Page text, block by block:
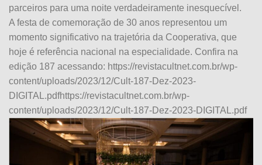
parceiros para uma noite verdadeiramente inesquecível.
A festa de comemoração de 30 anos representou um
momento significativo na trajetória da Cooperativa, que
hoje é referência nacional na especialidade. Confira na
edição 187 acessando: https://revistacultnet.com.br/wp-
content/uploads/2023/12/Cult-187-Dez-2023-
DIGITAL.pdfhttps://revistacultnet.com.br/wp-
content/uploads/2023/12/Cult-187-Dez-2023-DIGITAL.pdf